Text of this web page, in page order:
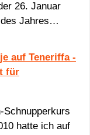
26. Januar
des Jahres…
auf Teneriffa -
für
Schnupperkurs
hatte ich auf